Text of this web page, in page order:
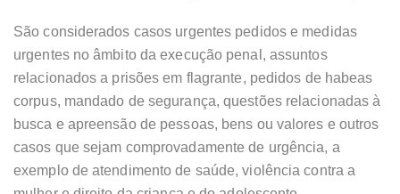
São considerados casos urgentes pedidos e medidas
urgentes no âmbito da execução penal, assuntos
relacionados a prisões em flagrante, pedidos de habeas
corpus, mandado de segurança, questões relacionadas à
busca e apreensão de pessoas, bens ou valores e outros
casos que sejam comprovadamente de urgência, a
exemplo de atendimento de saúde, violência contra a